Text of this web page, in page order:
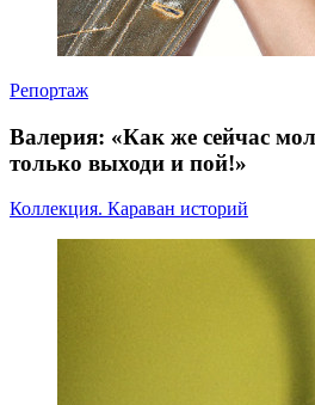
Репортаж
Валерия: «Как же сейчас
только выходи и пой!»
Коллекция. Караван историй